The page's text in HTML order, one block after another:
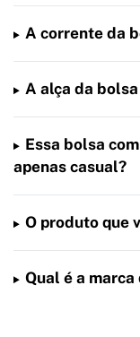
A corrente da
A alça da
Essa bolsa
apenas casual?
O produto que
Qual é a